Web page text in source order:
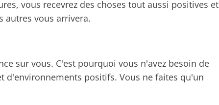
vous recevrez des choses tout aussi positives et
autres vous arrivera.
sur vous. C'est pourquoi vous n'avez besoin de
d'environnements positifs. Vous ne faites qu'un